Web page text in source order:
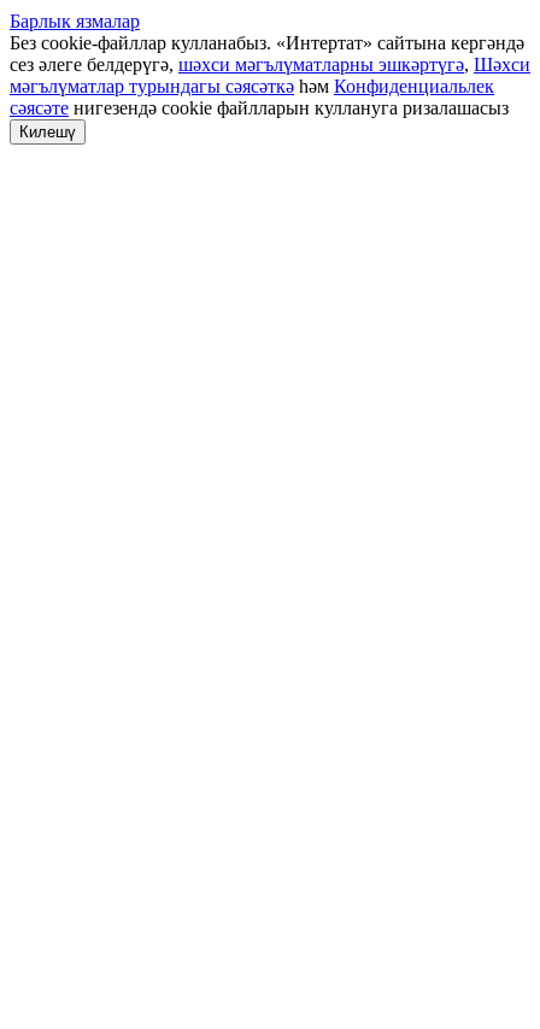
Барлык язмалар
Без cookie-файллар кулланабыз. «Интертат» сайтына кергәндә
сез әлеге белдерүгә, шәхси мәгълүматларны эшкәртүгә, Шәхси
мәгълүматлар турындагы сәясәткә һәм Конфиденциальлек
сәясәте нигезендә cookie файлларын куллануга ризалашасыз
Килешү